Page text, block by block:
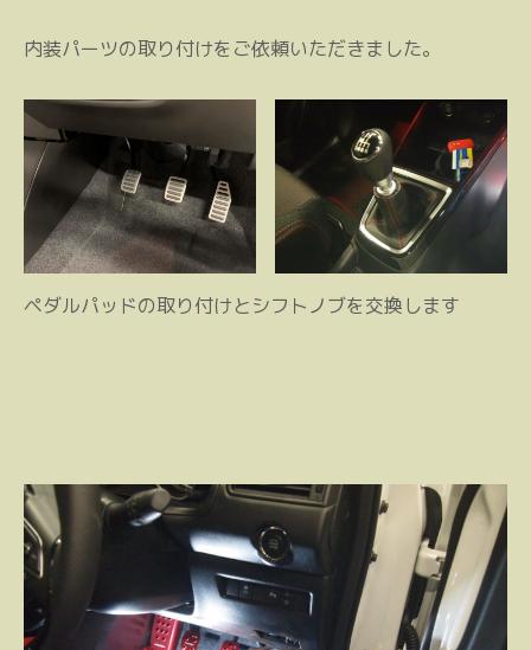
内装パーツの取り付けをご依頼いただきました。
ペダルパッドの取り付けとシフトノブを交換します